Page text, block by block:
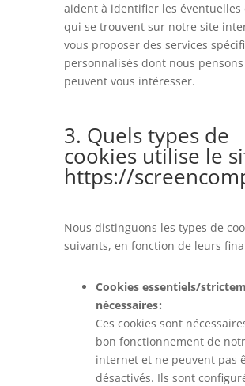
aident à identifier les éventuelles
qui se trouvent sur notre site
vous proposer des services
personnalisés dont nous pensons
peuvent vous intéresser.
3. Quels types de
cookies utilise le
https://
Nous distinguons les types de
suivants, en fonction de leurs
Cookies essentiels/
nécessaires :
Ces cookies sont
bon fonctionnement de
internet et ne peuvent pas
désactivés. Ils sont